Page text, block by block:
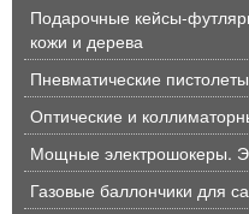
Подарочные кейсы-
кожи и дерева
Пневматические
Оптические и
Мощные электрошокеры.
Газовые баллончики для